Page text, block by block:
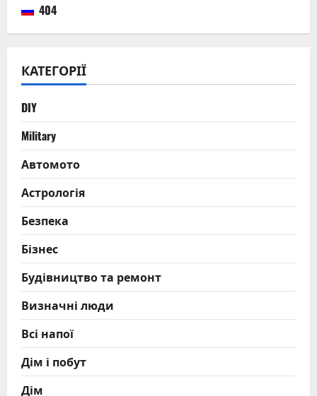
404
КАТЕГОРІЇ
DIY
Military
Автомото
Астрологія
Безпека
Бізнес
Будівництво та ремонт
Визначні люди
Всі напої
Дім і побут
Дім